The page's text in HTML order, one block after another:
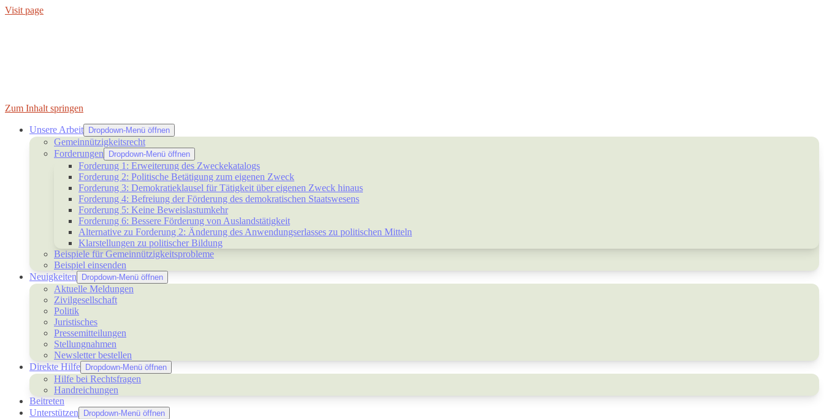
Visit page
Zum Inhalt springen
Unsere Arbeit Dropdown-Menü öffnen
Gemeinnützigkeitsrecht
Forderungen
Dropdown-Menü öffnen
Forderung 1: Erweiterung des Zweckekatalogs
Forderung 2: Politische Betätigung zum eigenen Zweck
Forderung 3: Demokratieklausel für Tätigkeit über eigenen Zweck hinaus
Forderung 4: Befreiung der Förderung des demokratischen Staatswesens
Forderung 5: Keine Beweislastumkehr
Forderung 6: Bessere Förderung von Auslandstätigkeit
Alternative zu Forderung 2: Änderung des Anwendungserlasses zu politischen Mitteln
Klarstellungen zu politischer Bildung
Beispiele für Gemeinnützigkeitsprobleme
Beispiel einsenden
Neuigkeiten
Dropdown-Menü öffnen
Aktuelle Meldungen
Zivilgesellschaft
Politik
Juristisches
Pressemitteilungen
Stellungnahmen
Newsletter bestellen
Direkte Hilfe
Dropdown-Menü öffnen
Hilfe bei Rechtsfragen
Handreichungen
Beitreten
Unterstützen
Dropdown-Menü öffnen